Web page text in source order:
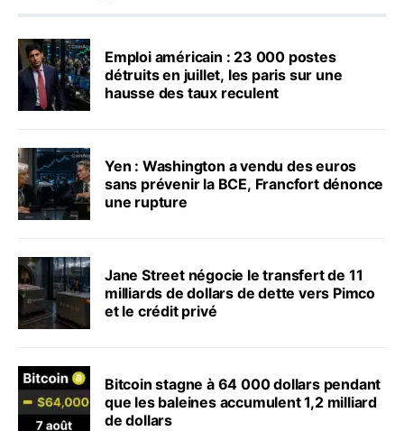
Emploi américain : 23 000 postes
détruits en juillet, les paris sur une
hausse des taux reculent
Yen : Washington a vendu des euros
sans prévenir la BCE, Francfort dénonce
une rupture
Jane Street négocie le transfert de 11
milliards de dollars de dette vers Pimco
et le crédit privé
Bitcoin stagne à 64 000 dollars pendant
que les baleines accumulent 1,2 milliard
de dollars